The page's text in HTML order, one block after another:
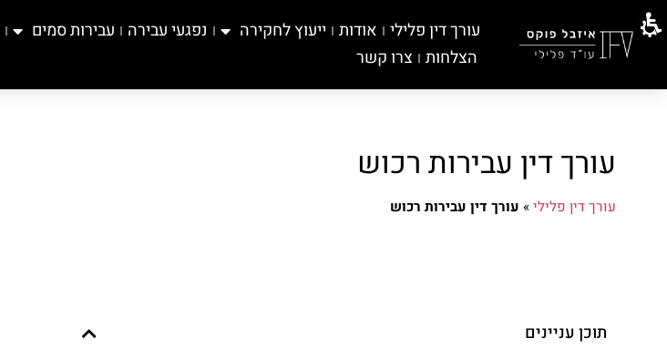
עורך דין פלילי אודות ייעוץ לחקירה נפגעי עבירה עבירות סמים
הצלחות צרו קשר
עורך דין עבירות רכוש
עורך דין פלילי» עורך דין עבירות רכוש
תוכן עניינים